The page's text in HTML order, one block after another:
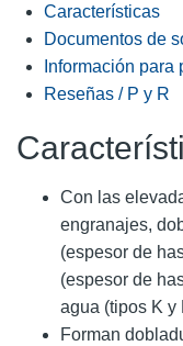
Características
Documentos de
Información para
Reseñas / P y R
Con las
engranajes,
(espesor de
(espesor de
agua (tipos K y
Forman